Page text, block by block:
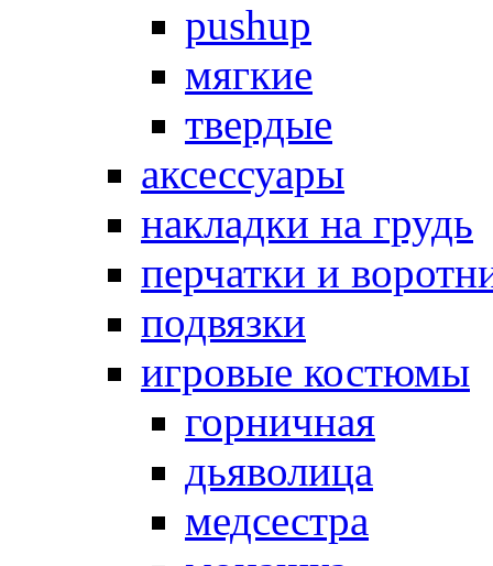
pushup
мягкие
твердые
аксессуары
накладки на грудь
перчатки и
подвязки
игровые костюмы
горничная
дьяволица
медсестра